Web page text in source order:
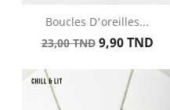
Boucles D'oreilles...
Prix
base
23,00 TND Prix
9,90 TND